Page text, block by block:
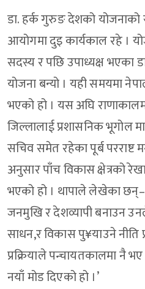
डा. हर्क गुरुङ देशको योजनाको
आयोगमा दुइ कार्यकाल रहे ।
सदस्य र पछि उपाध्यक्ष भएका
योजना बन्यो । यही समयमा
भएको हो । यस अघि
जिल्लालाई प्रशासनिक भूगोल
सचिव समेत रहेका पूर्ब परराष्ट
अनुसार पाँच विकास क्षेत्रको
भएको हो । थापाले लेखेका
जनमुखि र देशव्यापी बनाउन
साधन,र विकास पु¥याउने नीति
प्रक्रियाले पन्चायतकालमा नै
नयाँ मोड दिएको हो ।’